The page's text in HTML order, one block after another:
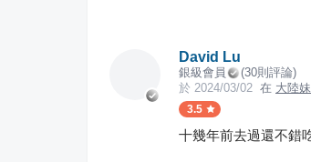
David Lu
銀級會員 (30則評論)
於 2024/03/02 在 大陸
3.5
十幾年前去過還不錯